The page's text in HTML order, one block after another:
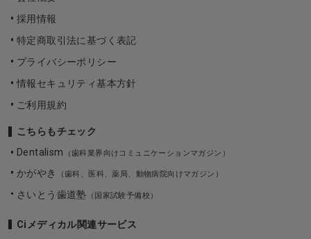
採用情報
特定商取引法に基づく表記
プライバシーポリシー
情報セキュリティ基本方針
ご利用規約
こちらもチェック
Dentalism
（歯科業界向けコミュニケーションマガジン）
かがやき （歯科、医科、薬局、動物病院向けマガジン）
さいとう歯道塾 （国家試験予備校）
Ciメディカル関連サービス